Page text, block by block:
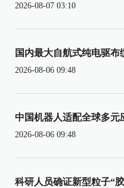
2026-08-07 03:10
国内最大自航式纯电驱布
2026-08-06 09:48
中国机器人适配全球多元
2026-08-06 09:48
科研人员确证新型粒子“